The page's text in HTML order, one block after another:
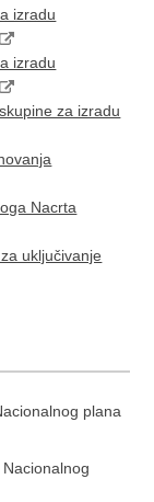
izradu
izradu
za izradu
Nacrta
uključivanje
plana